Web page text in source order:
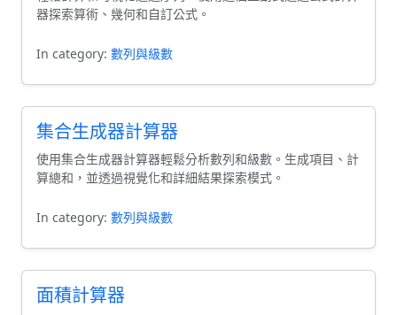
器探索算術、幾何和自訂公式。
In category: 數列與級數
集合生成器計算器
使用集合生成器計算器輕鬆分析數列和級數。生成項目、計
算總和，並透過視覺化和詳細結果探索模式。
In category: 數列與級數
面積計算器